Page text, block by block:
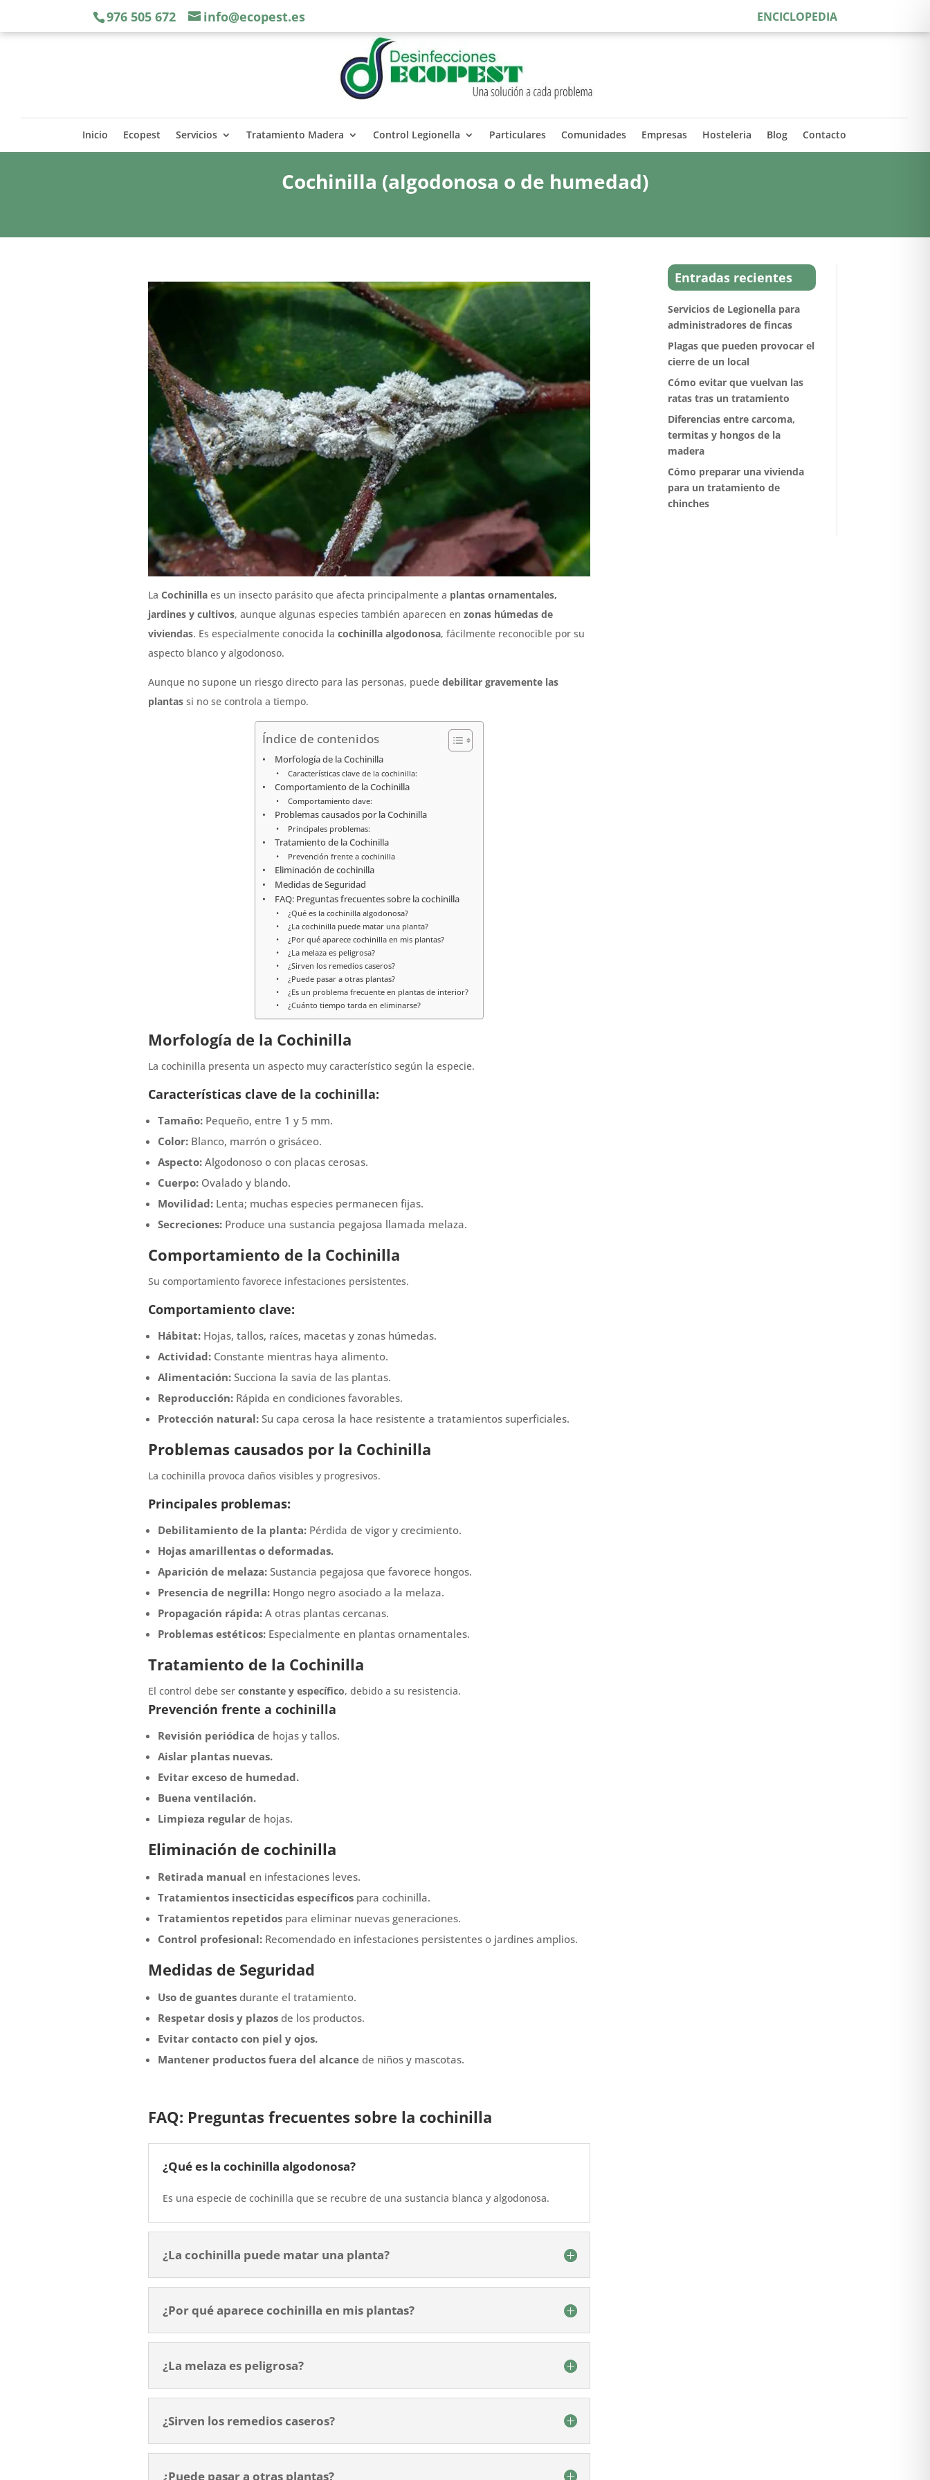
976 505 672 info@ecopest.es ENCICLOPEDIA
Inicio Ecopest Servicios Tratamiento Madera Control Legionella Particulares Comunidades Empresas Hosteleria Blog Contacto
Cochinilla (algodonosa o de humedad)
LaCochinilla es un insecto parásito que afecta principalmente a plantas ornamentales,
jardines y cultivos, aunque algunas especies también aparecen enzonas húmedas de
viviendas. Es especialmente conocida lacochinilla algodonosa, fácilmente reconocible por su
aspecto blanco y algodonoso.
Aunque no supone un riesgo directo para las personas, puededebilitar gravemente las
plantas si no se controla a tiempo.
Índice de contenidos
Morfología de la Cochinilla
Características clave de la cochinilla:
Comportamiento de la Cochinilla
Comportamiento clave:
Problemas causados por la Cochinilla
Principales problemas:
Tratamiento de la Cochinilla
Prevención frente a cochinilla
Eliminación de cochinilla
Medidas de Seguridad
FAQ: Preguntas frecuentes sobre la cochinilla
¿Qué es la cochinilla algodonosa?
¿La cochinilla puede matar una planta?
¿Por qué aparece cochinilla en mis plantas?
¿La melaza es peligrosa?
¿Sirven los remedios caseros?
¿Puede pasar a otras plantas?
¿Es un problema frecuente en plantas de interior?
¿Cuánto tiempo tarda en eliminarse?
Morfología de la Cochinilla
La cochinilla presenta un aspecto muy característico según la especie.
Características clave de la cochinilla:
Tamaño: Pequeño, entre 1 y 5 mm.
Color: Blanco, marrón o grisáceo.
Aspecto: Algodonoso o con placas cerosas.
Cuerpo: Ovalado y blando.
Movilidad: Lenta; muchas especies permanecen fijas.
Secreciones: Produce una sustancia pegajosa llamada melaza.
Comportamiento de la Cochinilla
Su comportamiento favorece infestaciones persistentes.
Comportamiento clave:
Hábitat: Hojas, tallos, raíces, macetas y zonas húmedas.
Actividad: Constante mientras haya alimento.
Alimentación: Succiona la savia de las plantas.
Reproducción: Rápida en condiciones favorables.
Protección natural: Su capa cerosa la hace resistente a tratamientos superficiales.
Problemas causados por la Cochinilla
La cochinilla provoca daños visibles y progresivos.
Principales problemas:
Debilitamiento de la planta: Pérdida de vigor y crecimiento.
Hojas amarillentas o deformadas.
Aparición de melaza: Sustancia pegajosa que favorece hongos.
Presencia de negrilla: Hongo negro asociado a la melaza.
Propagación rápida: A otras plantas cercanas.
Problemas estéticos: Especialmente en plantas ornamentales.
Tratamiento de la Cochinilla
El control debe serconstante y específico, debido a su resistencia.
Prevención frente a cochinilla
Revisión periódica de hojas y tallos.
Aislar plantas nuevas.
Evitar exceso de humedad.
Buena ventilación.
Limpieza regular de hojas.
Eliminación de cochinilla
Retirada manual en infestaciones leves.
Tratamientos insecticidas específicos para cochinilla.
Tratamientos repetidos para eliminar nuevas generaciones.
Control profesional: Recomendado en infestaciones persistentes o jardines amplios.
Medidas de Seguridad
Uso de guantes durante el tratamiento.
Respetar dosis y plazos de los productos.
Evitar contacto con piel y ojos.
Mantener productos fuera del alcance de niños y mascotas.
FAQ: Preguntas frecuentes sobre la cochinilla
¿Qué es la cochinilla algodonosa?
Es una especie de cochinilla que se recubre de una sustancia blanca y algodonosa.
¿La cochinilla puede matar una planta?
¿Por qué aparece cochinilla en mis plantas?
¿La melaza es peligrosa?
¿Sirven los remedios caseros?
¿Puede pasar a otras plantas?
Entradas recientes
Servicios de Legionella para
administradores de fincas
Plagas que pueden provocar el
cierre de un local
Cómo evitar que vuelvan las
ratas tras un tratamiento
Diferencias entre carcoma,
termitas y hongos de la
madera
Cómo preparar una vivienda
para un tratamiento de
chinches